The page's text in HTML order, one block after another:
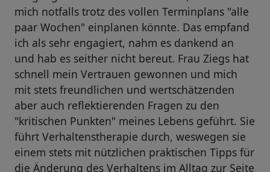
mich notfalls trotz des vollen Terminplans "alle
paar Wochen" einplanen könnte. Das empfand
ich als sehr engagiert, nahm es dankend an
und hab es seither nicht bereut. Frau Ziegs hat
schnell mein Vertrauen gewonnen und mich
mit stets freundlichen und wertschätzenden
aber auch reflektierenden Fragen zu den
"kritischen Punkten" meines Lebens geführt. Sie
führt Verhaltenstherapie durch, weswegen sie
einem stets mit nützlichen praktischen Tipps für
die Änderung des Verhaltens im Alltag zur Seite